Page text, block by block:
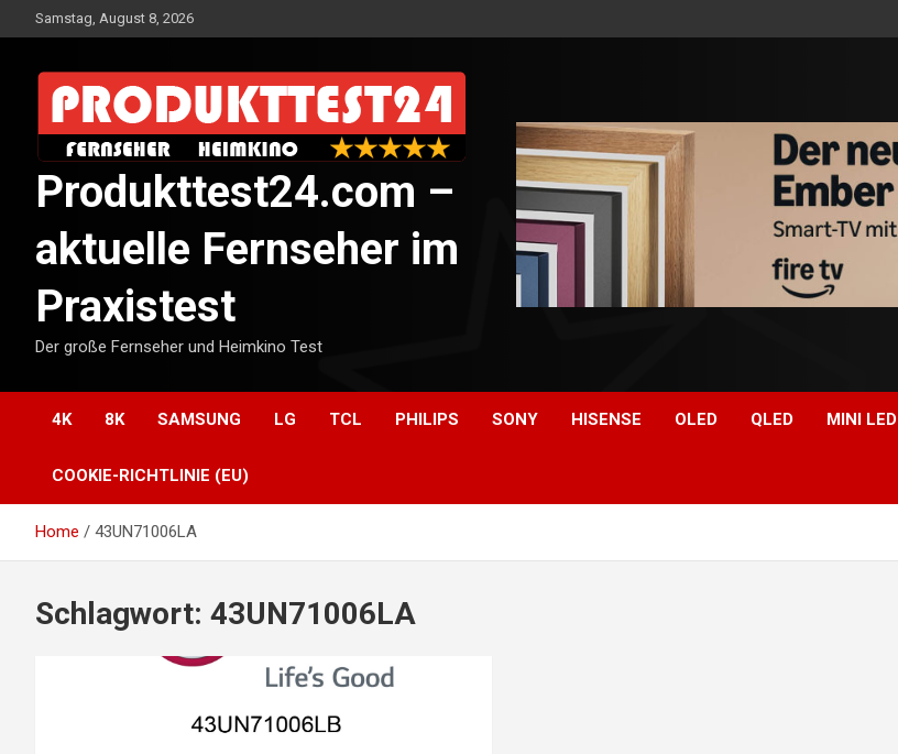
to
Samstag, August 8, 2026
Produkttest24.com –
aktuelle Fernseher im
Praxistest
Der große Fernseher und Heimkino Test
4K 8K SAMSUNG LG TCL PHILIPS SONY HISENSE OLED QLED MINI LED
COOKIE-RICHTLINIE (EU)
Home 43UN71006LA
Schlagwort: 43UN71006LA